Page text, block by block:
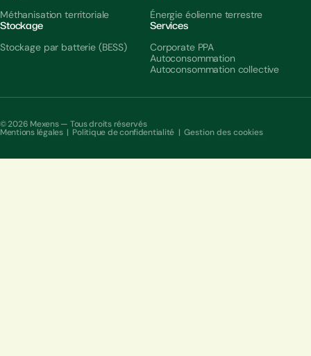
Méthanisation territoriale Énergie éolienne terrestre
Stockage
Stockage par batterie (BESS)
Services
Corporate PPA
Autoconsommation
Autoconsommation collective
© 2026 Mexens — Tous droits réservés
Mentions légales| Politique de confidentialité | Gestion des cookies